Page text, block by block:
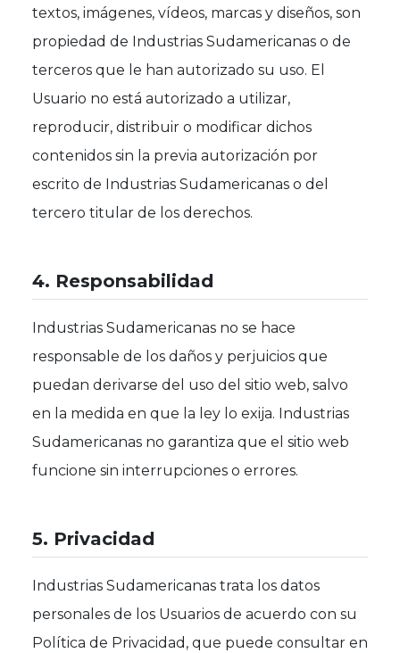
textos, imágenes, vídeos, marcas y diseños, son
propiedad de Industrias Sudamericanas o de
terceros que le han autorizado su uso. El
Usuario no está autorizado a utilizar,
reproducir, distribuir o modificar dichos
contenidos sin la previa autorización por
escrito de Industrias Sudamericanas o del
tercero titular de los derechos.
4. Responsabilidad
Industrias Sudamericanas no se hace
responsable de los daños y perjuicios que
puedan derivarse del uso del sitio web, salvo
en la medida en que la ley lo exija. Industrias
Sudamericanas no garantiza que el sitio web
funcione sin interrupciones o errores.
5. Privacidad
Industrias Sudamericanas trata los datos
personales de los Usuarios de acuerdo con su
Política de Privacidad, que puede consultar en